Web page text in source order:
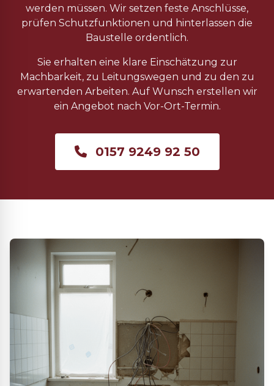
werden müssen. Wir setzen feste Anschlüsse,
prüfen Schutzfunktionen und hinterlassen die
Baustelle ordentlich.
Sie erhalten eine klare Einschätzung zur
Machbarkeit, zu Leitungswegen und zu den zu
erwartenden Arbeiten. Auf Wunsch erstellen wir
ein Angebot nach Vor-Ort-Termin.
0157 9249 92 50